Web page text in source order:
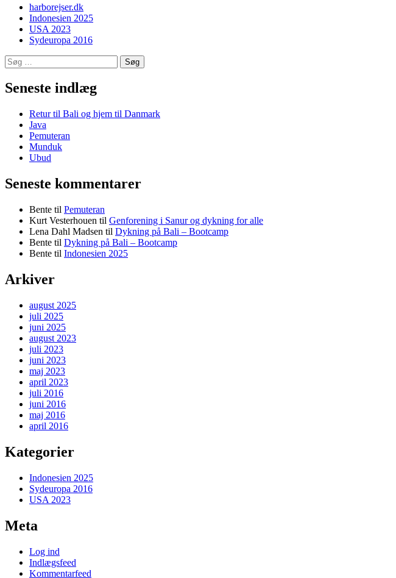
harborejser.dk
Indonesien 2025
USA 2023
Sydeuropa 2016
Søg
efter:
Seneste indlæg
Retur til Bali og hjem til Danmark
Java
Pemuteran
Munduk
Ubud
Seneste kommentarer
Bente til Pemuteran
Kurt Vesterhouen til Genforening i Sanur og dykning for alle
Lena Dahl Madsen til Dykning på Bali – Bootcamp
Bente til Dykning på Bali – Bootcamp
Bente til Indonesien 2025
Arkiver
august 2025
juli 2025
juni 2025
august 2023
juli 2023
juni 2023
maj 2023
april 2023
juli 2016
juni 2016
maj 2016
april 2016
Kategorier
Indonesien 2025
Sydeuropa 2016
USA 2023
Meta
Log ind
Indlægsfeed
Kommentarfeed